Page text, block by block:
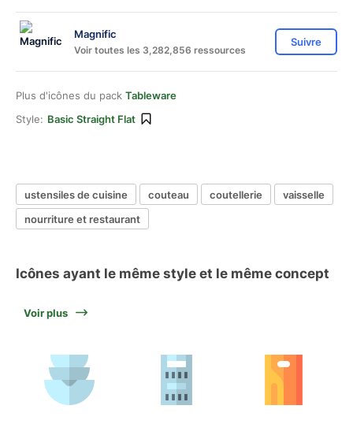
Magnific
Voir toutes les 3,282,856 ressources
Suivre
Plus d'icônes du pack Tableware
Style: Basic Straight Flat
ustensiles de cuisine couteau coutellerie
vaisselle
nourriture et restaurant
Icônes ayant le même style et le même concept
Voir plus